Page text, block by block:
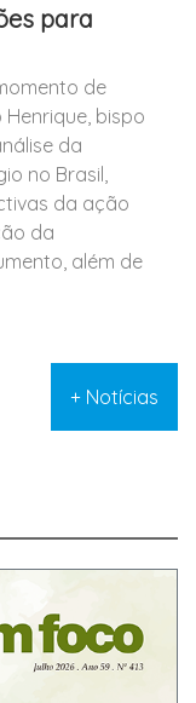
para
de
bispo
da
no Brasil,
da ação
da
além de
+ Notícias